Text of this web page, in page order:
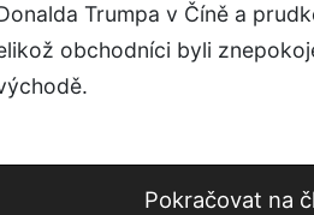
Trumpa v Číně a
obchodníci byli
Pokračovat na